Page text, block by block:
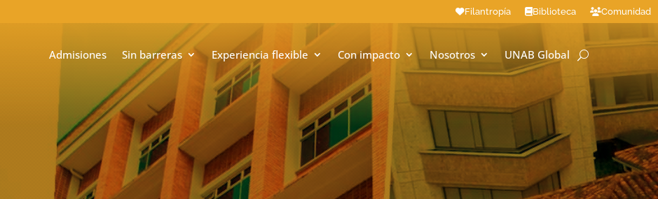
Filantropía Biblioteca Comunidad
Admisiones Sin barreras Experiencia flexible Con impacto Nosotros UNAB Global